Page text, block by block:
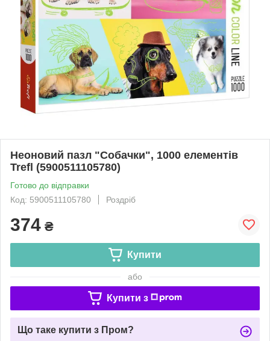
Неоновий пазл "Собачки", 1000 елементів
Trefl (5900511105780)
Готово до відправки
Код: 5900511105780
Роздріб
374 ₴
Купити
або
Купити з
Що таке купити з Пром?